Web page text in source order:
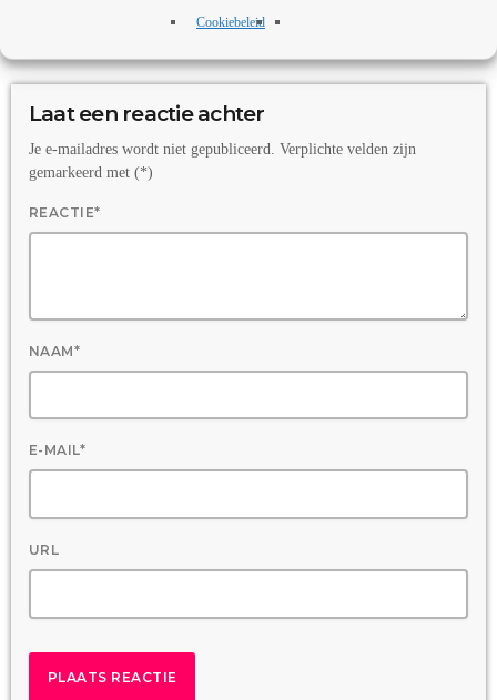
Cookiebeleid
OPMERKINGEN PLAATSEN (0)
Laat een reactie achter
Je e-mailadres wordt niet gepubliceerd. Verplichte velden zijn
gemarkeerd met (*)
REACTIE*
NAAM*
E-MAIL*
URL